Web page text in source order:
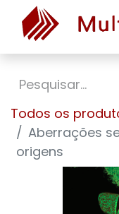
Todos os
Aberrações
origens